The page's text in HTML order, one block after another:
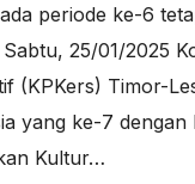
periode ke-6
25/01/2025
(KPKers) Timor-
yang ke-7 dengan
Kultur…